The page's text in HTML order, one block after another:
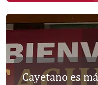
Cayetano es